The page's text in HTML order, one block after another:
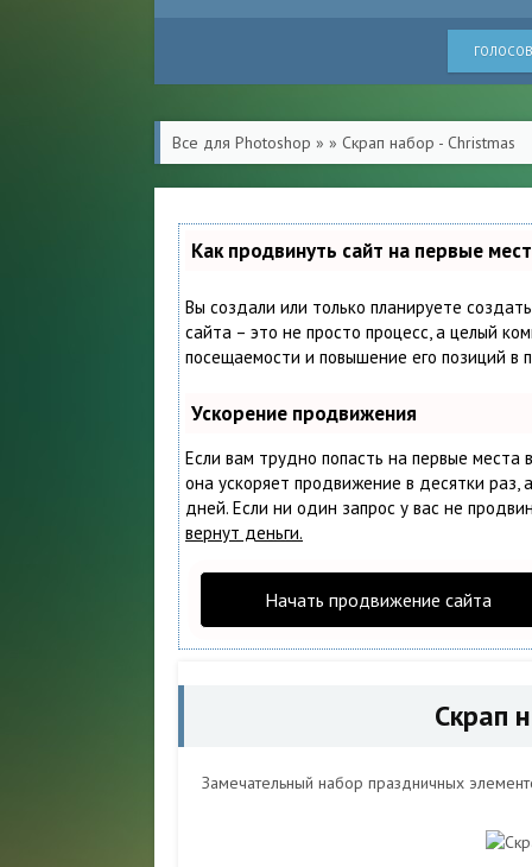
Все для Photoshop » » Скрап набор - Christmas
Как продвинуть сайт на первые
Вы создали или только планируете
сайта – это не просто процесс, а целый
посещаемости и повышение его позиций в
Ускорение продвижения
Если вам трудно попасть на первые места
она ускоряет продвижение в десятки раз,
дней. Если ни один запрос у вас не
вернут деньги.
Начать продвижение сайта
Скрап
Замечательный набор праздничных